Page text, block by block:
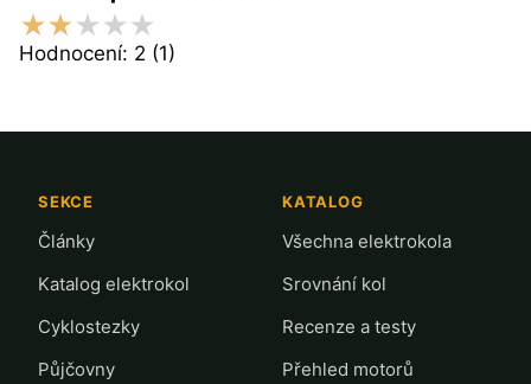
Hodnocení: 2 (1)
SEKCE
Články
Katalog elektrokol
Cyklostezky
Půjčovny
KATALOG
Všechna elektrokola
Srovnání kol
Recenze a testy
Přehled motorů